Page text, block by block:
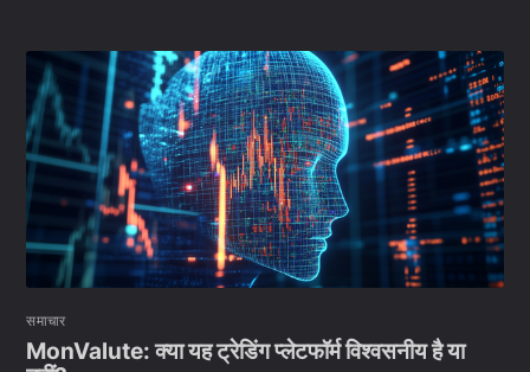
समाचार
MonValute: क्या यह ट्रेडिंग प्लेटफॉर्म विश्वसनीय है या